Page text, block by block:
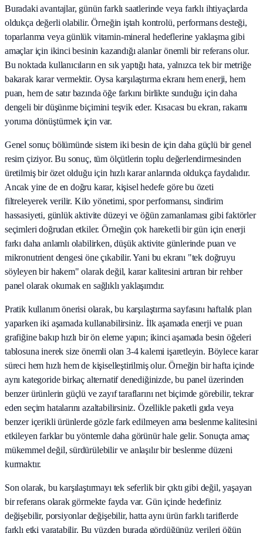
Buradaki avantajlar, günün farklı saatlerinde veya farklı ihtiyaçlarda
oldukça değerli olabilir. Örneğin iştah kontrolü, performans desteği,
toparlanma veya günlük vitamin-mineral hedeflerine yaklaşma gibi
amaçlar için ikinci besinin kazandığı alanlar önemli bir referans olur.
Bu noktada kullanıcıların en sık yaptığı hata, yalnızca tek bir metriğe
bakarak karar vermektir. Oysa karşılaştırma ekranı hem enerji, hem
puan, hem de satır bazında öğe farkını birlikte sunduğu için daha
dengeli bir düşünme biçimini teşvik eder. Kısacası bu ekran, rakamı
yoruma dönüştürmek için var.
Genel sonuç bölümünde sistem iki besin de için daha güçlü bir genel
resim çiziyor. Bu sonuç, tüm ölçütlerin toplu değerlendirmesinden
üretilmiş bir özet olduğu için hızlı karar anlarında oldukça faydalıdır.
Ancak yine de en doğru karar, kişisel hedefe göre bu özeti
filtreleyerek verilir. Kilo yönetimi, spor performansı, sindirim
hassasiyeti, günlük aktivite düzeyi ve öğün zamanlaması gibi faktörler
seçimleri doğrudan etkiler. Örneğin çok hareketli bir gün için enerji
farkı daha anlamlı olabilirken, düşük aktivite günlerinde puan ve
mikronutrient dengesi öne çıkabilir. Yani bu ekranı "tek doğruyu
söyleyen bir hakem" olarak değil, karar kalitesini artıran bir rehber
panel olarak okumak en sağlıklı yaklaşımdır.
Pratik kullanım önerisi olarak, bu karşılaştırma sayfasını haftalık plan
yaparken iki aşamada kullanabilirsiniz. İlk aşamada enerji ve puan
grafiğine bakıp hızlı bir ön eleme yapın; ikinci aşamada besin öğeleri
tablosuna inerek size önemli olan 3-4 kalemi işaretleyin. Böylece karar
süreci hem hızlı hem de kişiselleştirilmiş olur. Örneğin bir hafta içinde
aynı kategoride birkaç alternatif denediğinizde, bu panel üzerinden
benzer ürünlerin güçlü ve zayıf taraflarını net biçimde görebilir, tekrar
eden seçim hatalarını azaltabilirsiniz. Özellikle paketli gıda veya
benzer içerikli ürünlerde gözle fark edilmeyen ama beslenme kalitesini
etkileyen farklar bu yöntemle daha görünür hale gelir. Sonuçta amaç
mükemmel değil, sürdürülebilir ve anlaşılır bir beslenme düzeni
kurmaktır.
Son olarak, bu karşılaştırmayı tek seferlik bir çıktı gibi değil, yaşayan
bir referans olarak görmekte fayda var. Gün içinde hedefiniz
değişebilir, porsiyonlar değişebilir, hatta aynı ürün farklı tariflerde
farklı etki yaratabilir. Bu yüzden burada gördüğünüz verileri öğün